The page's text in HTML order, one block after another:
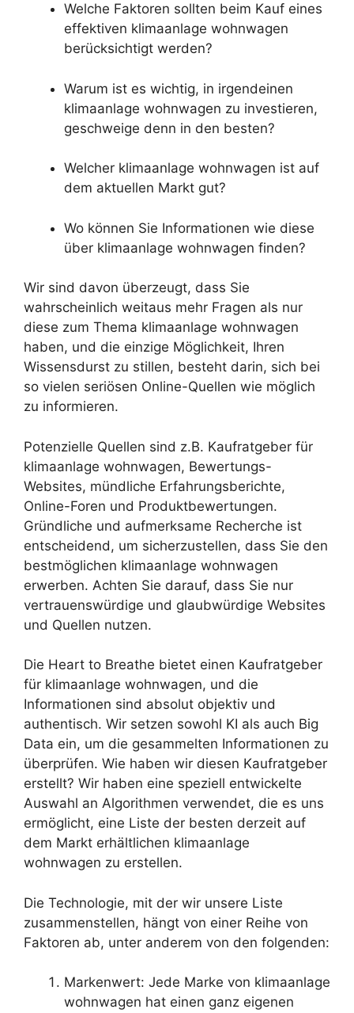
Welche Faktoren sollten beim Kauf eines
effektiven klimaanlage wohnwagen
berücksichtigt werden?
Warum ist es wichtig, in irgendeinen
klimaanlage wohnwagen zu investieren,
geschweige denn in den besten?
Welcher klimaanlage wohnwagen ist auf
dem aktuellen Markt gut?
Wo können Sie Informationen wie diese
über klimaanlage wohnwagen finden?
Wir sind davon überzeugt, dass Sie
wahrscheinlich weitaus mehr Fragen als nur
diese zum Thema klimaanlage wohnwagen
haben, und die einzige Möglichkeit, Ihren
Wissensdurst zu stillen, besteht darin, sich bei
so vielen seriösen Online-Quellen wie möglich
zu informieren.
Potenzielle Quellen sind z.B. Kaufratgeber für
klimaanlage wohnwagen, Bewertungs-
Websites, mündliche Erfahrungsberichte,
Online-Foren und Produktbewertungen.
Gründliche und aufmerksame Recherche ist
entscheidend, um sicherzustellen, dass Sie den
bestmöglichen klimaanlage wohnwagen
erwerben. Achten Sie darauf, dass Sie nur
vertrauenswürdige und glaubwürdige Websites
und Quellen nutzen.
Die Heart to Breathe bietet einen Kaufratgeber
für klimaanlage wohnwagen, und die
Informationen sind absolut objektiv und
authentisch. Wir setzen sowohl KI als auch Big
Data ein, um die gesammelten Informationen zu
überprüfen. Wie haben wir diesen Kaufratgeber
erstellt? Wir haben eine speziell entwickelte
Auswahl an Algorithmen verwendet, die es uns
ermöglicht, eine Liste der besten derzeit auf
dem Markt erhältlichen klimaanlage
wohnwagen zu erstellen.
Die Technologie, mit der wir unsere Liste
zusammenstellen, hängt von einer Reihe von
Faktoren ab, unter anderem von den folgenden:
Markenwert: Jede Marke von klimaanlage
wohnwagen hat einen ganz eigenen